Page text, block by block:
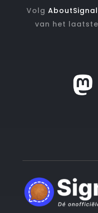
Volg
van het